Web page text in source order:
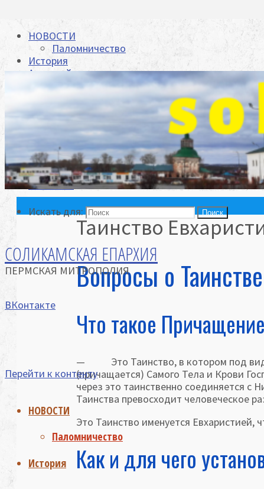
НОВОСТИ
Паломничество
История
Архиерей
Биография
Архиепископ Зосима отвечает на вопросы
Задать свой вопрос
Епархия
Храмы
Духовенство
Отделы
Видеоархив
Контакты
Искать для:
Поиск
СОЛИКАМСКАЯ ЕПАРХИЯ
ПЕРМСКАЯ МИТРОПОЛИЯ
ВКонтакте
Перейти к контенту
НОВОСТИ
Паломничество
История
Таинство
Вопросы о
Что такое
— Это Таинство, в котором под
(причащается) Самого Тела и Крови
через это таин­ственно соединяется с
Таинства превосходит человеческое
Это Таинство именуется Евхаристией,
Как и для чего